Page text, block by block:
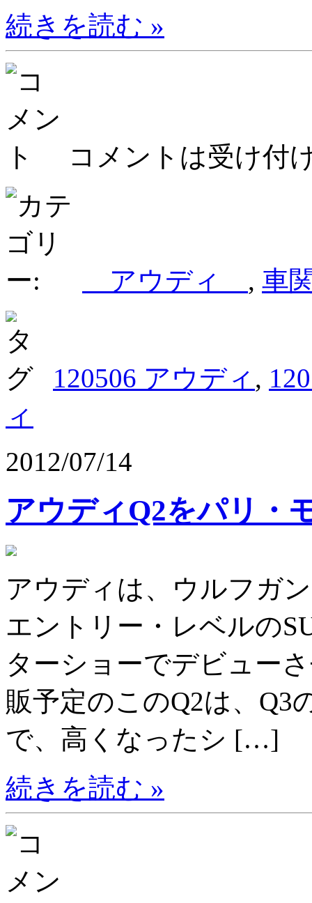
続きを読む »
コメントは受け付
アウディ , 車
120506 アウディ ,
ィ
2012/07/14
アウディQ2をパリ・
アウディは、ウルフガ
エントリー・レベルの
ターショーでデビュー
販予定のこのQ2は、Q3
で、高くなったシ […]
続きを読む »